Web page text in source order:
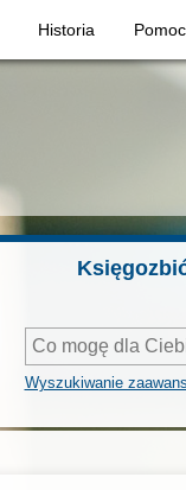
Historia Pomoc
Wyszukiwanie